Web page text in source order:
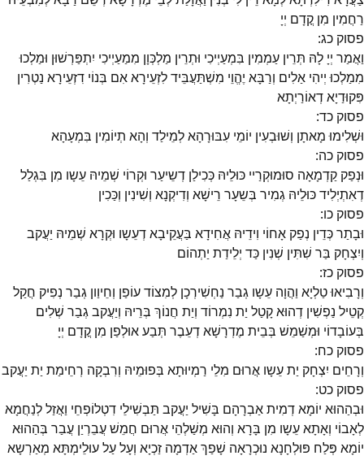
רַחֲמִין מִן קֳדָם יְיָ
פסוק כג:
וַאֲמַר יְיָ לָהּ תְּרֵין עַמְמִין בִּמְעַיְיכִי וּתְרֵין מַלְכְּוָן מִמַעַיְיכִי יִתְפַּרְשׁוּן וּמַלְכוּ
מִמַלְכוּ יְיהִי אַלִים וְרַבָּא יֶהֱוֵי מִשְׁתַּעֲבֵּיד לִזְעֵירָא אִם בְּנוֹי דִזְעֵירָא נַטְרִין
פִּקוּדַיָא דְאוֹרַיְתָא
פסוק כד:
וּשְׁלִימוּ מָאתָן וְשׁוּבְעִין יוֹמֵי עִבּוּרָהָא לְמֵילַד וְהָא תְיוֹמִין בִּמְעָהָא
פסוק כה:
וּנְפַק קַדְמָאָה סוּמוּקְרַיי כּוּלֵיהּ כְּכִילַן דְשֵיעַר וּקְרוֹי שְׁמֵיהּ עֵשָו מִן בִּגְלַל
דְאִתְיְלִיד כּוּלֵיהּ גְמִיר בְּשֵעָר רֵישָׁא וְדִיקְנָא וְשִׁינִין וְכַּכִין
פסוק כו:
וּבָתַר כְּדֵין נְפַק אָחוֹי וִידֵיהּ אֲחִידָא בַּעֲקֵיבָא דְעֵשָו וּקְרָא שְׁמֵיהּ יַעֲקב
וְיִצְחָק בַּר שִׁתִּין שְׁנִין כַּד יְלֵידַת יַתְהוֹם
פסוק כז:
וְרָבִיאוּ טַלְיָא וַהֲוָה עֵשָו גְבַר נַחְשִׁירְכָן לְמִצוֹד עוֹפַן וְחֵיוַון גְבַר נְפִיק חֲקַל
קְטֵיל נַפְשִׁין דְהוּא קָטַל יַת נִמְרוֹד וְיַת חֲנוֹךְ בְּרֵיהּ וְיַעֲקב גְבַר שְׁלִים
בְּעוֹבָדוֹי וּמְשַׁמֵשׁ בְּבֵית מֶדְרָשָׁא דְעֵבֶר תְּבַע אוּלְפַן מִן קֳדָם יְיָ
פסוק כח:
וְרָחֵים יִצְחָק יַת עֵשָו אֲרוּם מִלֵי רַמְיוּתָא בְּפוּמֵיהּ וְרִבְקָה רְחֵימַת יַת יַעֲקב
פסוק כט:
וּבְהַהוּא יוֹמָא דְמִית אַבְרָהָם בָּשִׁיל יַעֲקב תַּבְשִׁילֵי דִטְלוֹפְחֵי וַאֲזַל לְנַחֲמָא
לְאָבוֹי וְאָתָא עֵשָו מִן בָּרָא וְהוּא מְשַׁלְהֵי אֲרוּם חֲמֵשׁ עֲבֵרְיַן עֲבַר בְּהַהוּא
יוֹמָא פְּלַח פּוּלְחָנָא נוּכְרָאָה שָׁפַךְ אַדְמָה זַכְיָא וְעָל עַל עוּלֵימְתָּא מְאַרְשָא